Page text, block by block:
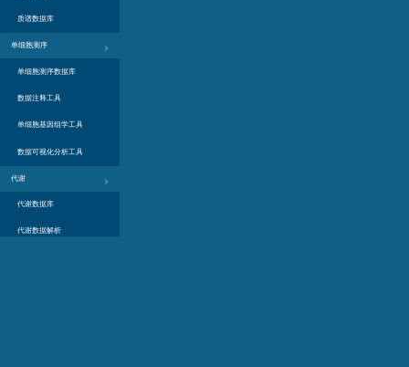
质谱数据库
单细胞测序
单细胞测序数据库
数据注释工具
单细胞基因组学工具
数据可视化分析工具
代谢
代谢数据库
代谢数据解析